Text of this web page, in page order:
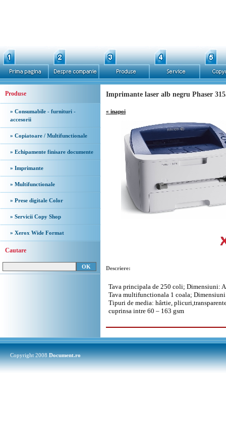
Produse
» Consumabile - furnituri -
accesorii
» Copiatoare / Multifunctionale
» Echipamente finisare documente
» Imprimante
» Multifunctionale
» Prese digitale Color
» Servicii Copy Shop
» Xerox Wide Format
Cautare
Imprimante laser alb negru Phaser
« inapoi
Descriere:
Tava principala de 250 coli; Dimensiuni:
Tava multifunctionala 1 coala;
Tipuri de media: hârtie, plicuri,
cuprinsa intre 60 – 163 gsm
Copyright 2008Document.ro